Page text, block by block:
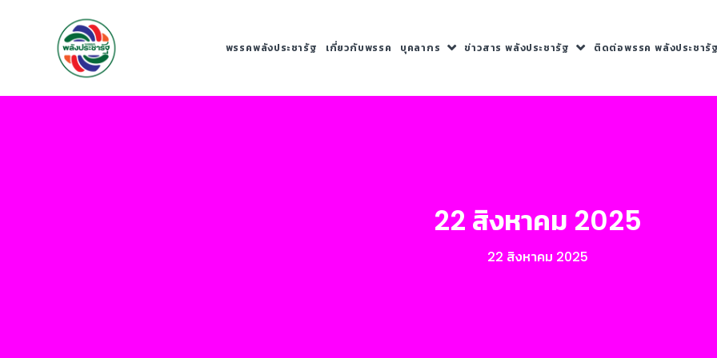
พรรคพลังประชารัฐ เกี่ยวกับพรรค บุคลากร ข่าวสาร พลังประชารัฐ ติดต่อพรรค พลังประชารัฐ
22 สิงหาคม 2025
22 สิงหาคม 2025